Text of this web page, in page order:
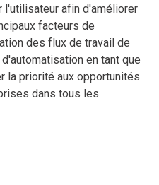
l'utilisateur afin d'améliorer
facteurs de
des flux de travail de
en tant que
la priorité aux opportunités
dans tous les